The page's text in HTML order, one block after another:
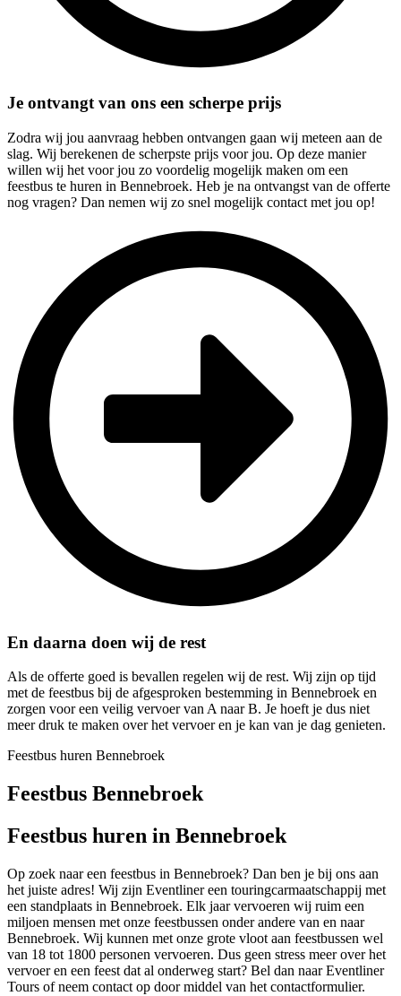
Je ontvangt van ons een scherpe prijs
Zodra wij jou aanvraag hebben ontvangen gaan wij meteen aan de
slag. Wij berekenen de scherpste prijs voor jou. Op deze manier
willen wij het voor jou zo voordelig mogelijk maken om een
feestbus te huren in Bennebroek. Heb je na ontvangst van de offerte
nog vragen? Dan nemen wij zo snel mogelijk contact met jou op!
En daarna doen wij de rest
Als de offerte goed is bevallen regelen wij de rest. Wij zijn op tijd
met de feestbus bij de afgesproken bestemming in Bennebroek en
zorgen voor een veilig vervoer van A naar B. Je hoeft je dus niet
meer druk te maken over het vervoer en je kan van je dag genieten.
Feestbus huren Bennebroek
Feestbus Bennebroek
Feestbus huren in Bennebroek
Op zoek naar een feestbus in Bennebroek? Dan ben je bij ons aan
het juiste adres! Wij zijn Eventliner een touringcarmaatschappij met
een standplaats in Bennebroek. Elk jaar vervoeren wij ruim een
miljoen mensen met onze feestbussen onder andere van en naar
Bennebroek. Wij kunnen met onze grote vloot aan feestbussen wel
van 18 tot 1800 personen vervoeren. Dus geen stress meer over het
vervoer en een feest dat al onderweg start? Bel dan naar Eventliner
Tours of neem contact op door middel van het contactformulier.